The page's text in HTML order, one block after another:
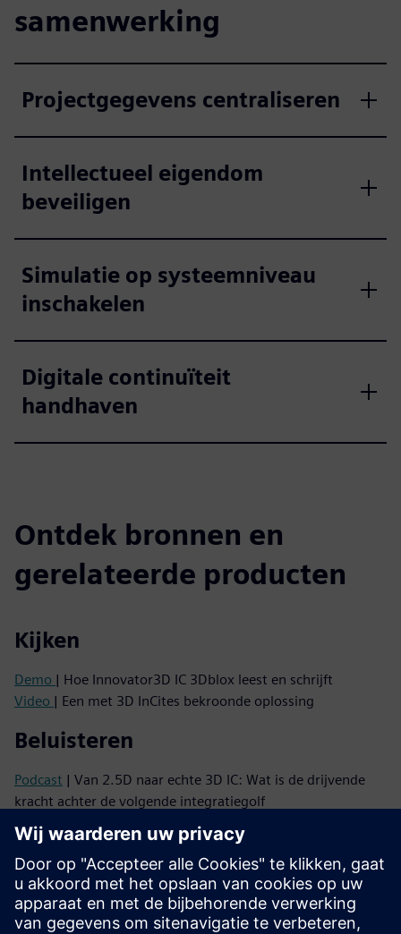
samenwerking
Projectgegevens centraliseren
Intellectueel eigendom
beveiligen
Simulatie op systeemniveau
inschakelen
Digitale continuïteit
handhaven
Ontdek bronnen en
gerelateerde producten
Kijken
Demo | Hoe Innovator3D IC 3Dblox leest en schrijft
Video | Een met 3D InCites bekroonde oplossing
Beluisteren
Podcast | Van 2.5D naar echte 3D IC: Wat is de drijvende
kracht achter de volgende integratiegolf
Podcast
| Waarom 3D-IC's een mentaliteitsverandering
nodig hebben — en hoe we dat voor elkaar kunnen krijgen
Lezen
Brochure| Innovator3D IC-oplossingspakket